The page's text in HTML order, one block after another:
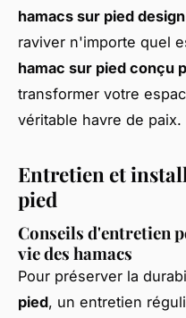
hamacs sur pied design
raviver n'importe quel
hamac sur pied conçu
transformer votre
véritable havre de paix.
Entretien et
pied
Conseils d'entretien
vie des hamacs
Pour préserver la
pied, un entretien